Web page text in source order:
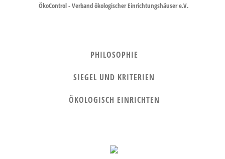
ÖkoControl - Verband ökologischer Einrichtungshäuser e.V.
PHILOSOPHIE
SIEGEL UND KRITERIEN
ÖKOLOGISCH EINRICHTEN